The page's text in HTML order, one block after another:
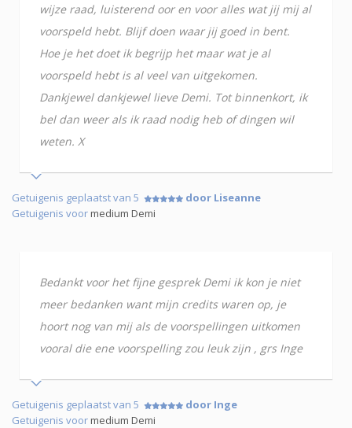
wijze raad, luisterend oor en voor alles wat jij mij al
voorspeld hebt. Blijf doen waar jij goed in bent.
Hoe je het doet ik begrijp het maar wat je al
voorspeld hebt is al veel van uitgekomen.
Dankjewel dankjewel lieve Demi. Tot binnenkort, ik
bel dan weer als ik raad nodig heb of dingen wil
weten. X
Getuigenis geplaatst van 5
door Liseanne
Getuigenis voormedium Demi
Bedankt voor het fijne gesprek Demi ik kon je niet
meer bedanken want mijn credits waren op, je
hoort nog van mij als de voorspellingen uitkomen
vooral die ene voorspelling zou leuk zijn , grs Inge
Getuigenis geplaatst van 5
door Inge
Getuigenis voormedium Demi